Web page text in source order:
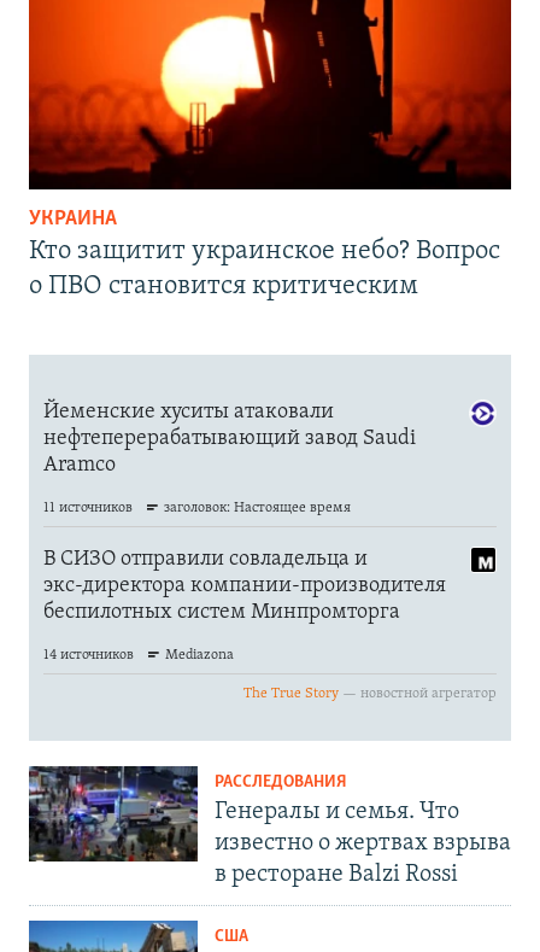
УКРАИНА
Кто защитит украинское небо? Вопрос
о ПВО становится критическим
РАССЛЕДОВАНИЯ
Генералы и семья. Что
известно о жертвах взрыва
в ресторане Balzi Rossi
США